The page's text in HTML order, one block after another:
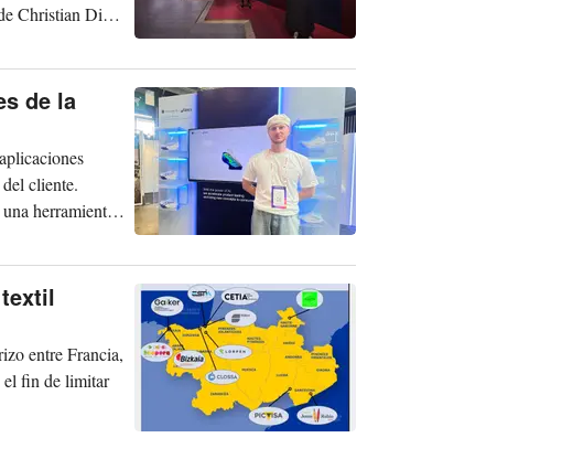
Christian Dior
de la
cliente.
herramienta
entre Francia,
el fin de limitar